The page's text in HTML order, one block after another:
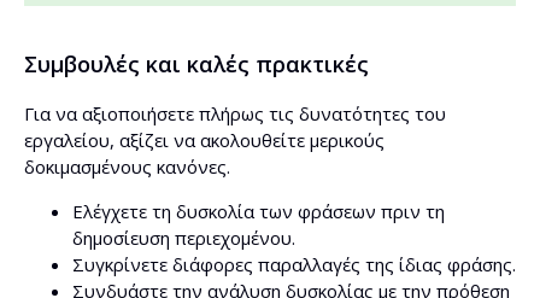
Συμβουλές και καλές πρακτικές
Για να αξιοποιήσετε πλήρως τις δυνατότητες του
εργαλείου, αξίζει να ακολουθείτε μερικούς
δοκιμασμένους κανόνες.
Ελέγχετε τη δυσκολία των φράσεων πριν τη
δημοσίευση περιεχομένου.
Συγκρίνετε διάφορες παραλλαγές της ίδιας φράσης.
Συνδυάστε την ανάλυση δυσκολίας με την πρόθεση